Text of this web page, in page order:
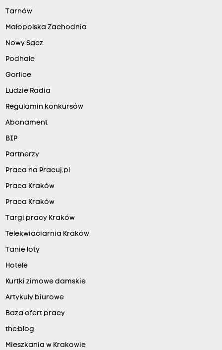
Tarnów
Małopolska Zachodnia
Nowy Sącz
Podhale
Gorlice
Ludzie Radia
Regulamin konkursów
Abonament
BIP
Partnerzy
Praca na Pracuj.pl
Praca Kraków
Praca Kraków
Targi pracy Kraków
Telekwiaciarnia Kraków
Tanie loty
Hotele
Kurtki zimowe damskie
Artykuły biurowe
Baza ofert pracy
the:blog
Mieszkania w Krakowie